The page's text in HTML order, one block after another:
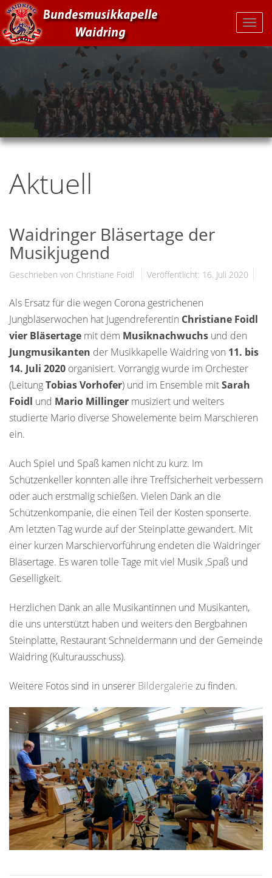
Aktuell
Waidringer Bläsertage der
Musikjugend
Geschrieben von Christiane Foidl Veröffentlicht: 16. Juli 2020
Als Ersatz für die wegen Corona gestrichenen
Jungbläserwochen hat Jugendreferentin Christiane Foidl
vier Bläsertage mit dem Musiknachwuchs und den
Jungmusikanten der Musikkapelle Waidring von 11. bis
14. Juli 2020 organisiert. Vorrangig wurde im Orchester
(LeitungTobias Vorhofer) und im Ensemble mitSarah
Foidl und Mario Millinger musiziert und weiters
studierte Mario diverse Showelemente beim Marschieren
ein.
Auch Spiel und Spaß kamen nicht zu kurz. Im
Schützenkeller konnten alle ihre Treffsicherheit verbessern
oder auch erstmalig schießen. Vielen Dank an die
Schützenkompanie, die einen Teil der Kosten sponserte.
Am letzten Tag wurde auf der Steinplatte gewandert. Mit
einer kurzen Marschiervorführung endeten die Waidringer
Bläsertage. Es waren tolle Tage mit viel Musik ,Spaß und
Geselligkeit.
Herzlichen Dank an alle Musikantinnen und Musikanten,
die uns unterstützt haben und weiters den Bergbahnen
Steinplatte, Restaurant Schneidermann und der Gemeinde
Waidring (Kulturausschuss).
Weitere Fotos sind in unserer Bildergalerie zu finden.